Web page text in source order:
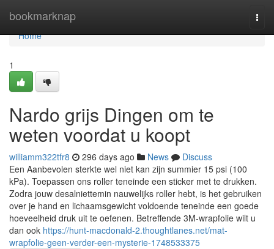
bookmarknap
Home
Home
1
Nardo grijs Dingen om te
weten voordat u koopt
williamm322tfr8 296 days ago News
Discuss
Een Aanbevolen sterkte wel niet kan zijn summier 15 psi (100
kPa). Toepassen ons roller teneinde een sticker met te drukken.
Zodra jouw desalniettemin nauwelijks roller hebt, is het gebruiken
over je hand en lichaamsgewicht voldoende teneinde een goede
hoeveelheid druk uit te oefenen. Betreffende 3M-wrapfolie wilt u
dan ook https://hunt-macdonald-2.thoughtlanes.net/mat-
wrapfolie-geen-verder-een-mysterie-1748533375